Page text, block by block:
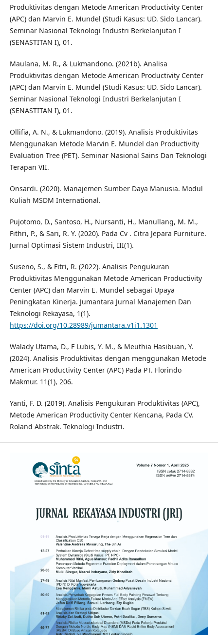
Produktivitas dengan Metode American Productivity Center
(APC) dan Marvin E. Mundel (Studi Kasus: UD. Sido Lancar).
Seminar Nasional Teknologi Industri Berkelanjutan I
(SENASTITAN I), 01.
Maulana, M. R., & Lukmandono. (2021b). Analisa
Produktivitas dengan Metode American Productivity Center
(APC) dan Marvin E. Mundel (Studi Kasus: UD. Sido Lancar).
Seminar Nasional Teknologi Industri Berkelanjutan I
(SENASTITAN I), 01.
Ollifia, A. N., & Lukmandono. (2019). Analisis Produktivitas
Menggunakan Metode Marvin E. Mundel dan Productivity
Evaluation Tree (PET). Seminar Nasional Sains Dan Teknologi
Terapan VII.
Onsardi. (2020). Manajemen Sumber Daya Manusia. Modul
Kuliah MSDM International.
Pujotomo, D., Santoso, H., Nursanti, H., Manullang, M. M.,
Fithri, P., & Sari, R. Y. (2020). Pada Cv . Citra Jepara Furniture.
Jurnal Optimasi Sistem Industri, III(1).
Suseno, S., & Fitri, R. (2022). Analisis Pengukuran
Produktivitas Menggunakan Metode American Productivity
Center (APC) dan Marvin E. Mundel sebagai Upaya
Peningkatan Kinerja. Jumantara Jurnal Manajemen Dan
Teknologi Rekayasa, 1(1).
https://doi.org/10.28989/jumantara.v1i1.1301
Walady Utama, D., F Lubis, Y. M., & Meuthia Hasibuan, Y.
(2024). Analisis Produktivitas dengan menggunakan Metode
American Productivity Center (APC) Pada PT. Florindo
Makmur. 11(1), 206.
Yanti, F. D. (2019). Analisis Pengukuran Produktivitas (APC),
Metode American Productivity Center Kencana, Pada CV.
Roland Abstrak. Teknologi Industri.